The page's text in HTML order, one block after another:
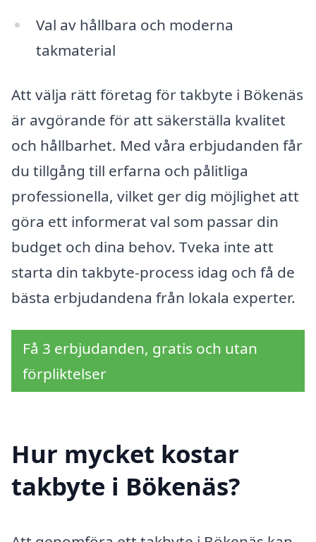
Val av hållbara och moderna
takmaterial
Att välja rätt företag för takbyte i Bökenäs
är avgörande för att säkerställa kvalitet
och hållbarhet. Med våra erbjudanden får
du tillgång till erfarna och pålitliga
professionella, vilket ger dig möjlighet att
göra ett informerat val som passar din
budget och dina behov. Tveka inte att
starta din takbyte-process idag och få de
bästa erbjudandena från lokala experter.
Få 3 erbjudanden, gratis och utan
förpliktelser
Hur mycket kostar
takbyte i Bökenäs?